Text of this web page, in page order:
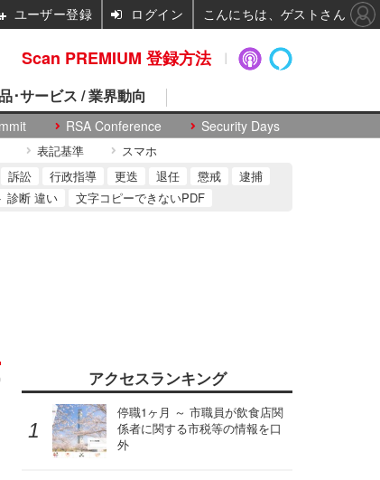
RSA Conference Security Days
･サービス / 業界動向
表記基準 スマホ
訴訟 行政指導 更迭 退任 懲戒
逮捕
診断 違い 文字コピーできないPDF
アクセスランキング
停職1ヶ月 ～ 市職員が飲食店関
係者に関する市税等の情報を口
外
Scan PREMIUM 登録方法
ユーザー登録 ログイン こんにちは、ゲストさん